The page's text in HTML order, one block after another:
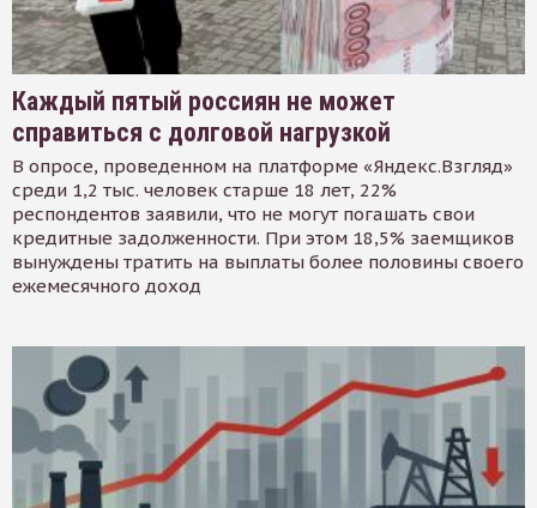
Каждый пятый россиян не может
справиться с долговой нагрузкой
В опросе, проведенном на платформе «Яндекс.Взгляд»
среди 1,2 тыс. человек старше 18 лет, 22%
респондентов заявили, что не могут погашать свои
кредитные задолженности. При этом 18,5% заемщиков
вынуждены тратить на выплаты более половины своего
ежемесячного доход